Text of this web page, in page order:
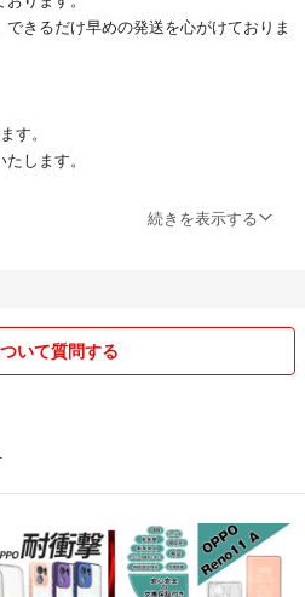
動物、ペット、ネコ、パンダ、熊、ク
ンダ、オオカミ狼、虹、スマイル、フラ
ホケース 可愛い クマちゃん
きるだけ早めの発送を心がけておりま
す。
します。
了承ください。
送中の破損などがございましたら、評価
って対応させていただきます。
続きを表示する
いて質問する